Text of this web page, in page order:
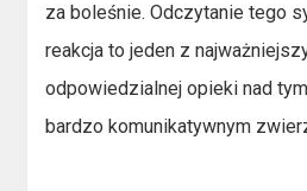
za boleśnie. Odczytanie tego
reakcja to jeden z
odpowiedzialnej opieki nad
bardzo komunikatywnym